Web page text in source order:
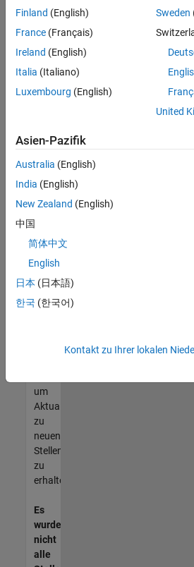
Suchkriterien
weiter
fassen
oder
alle
Stellenangebote
anzeigen .
noch
keine
offenen
Stellen
können,
die
Ihren
entsprechen,
werden
unseres
um
Aktualisierungen
zu
neuen
Stellenangeboten
zu
erhalten.
Es
wurden
nicht
alle
Finland (English)
France (Français)
Ireland (English)
Italia (Italiano)
Luxembourg (English)
Sweden
United
Asien-Pazifik
Australia (English)
India (English)
New Zealand (English)
中国
简体中文
English
日本 (日本語)
한국 (한국어)
Kontakt zu Ihrer lokalen